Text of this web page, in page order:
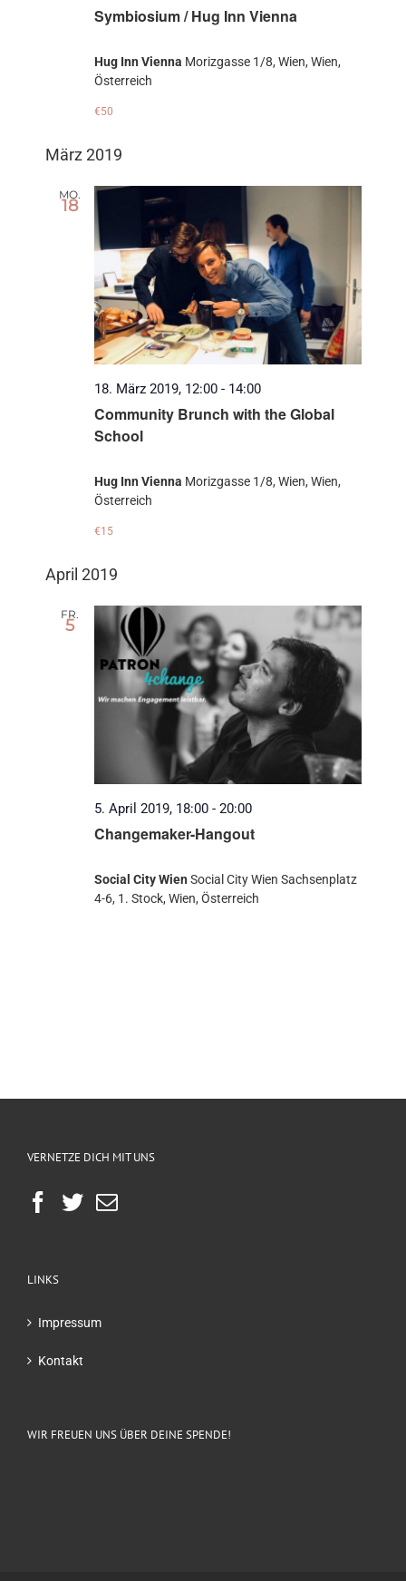
Symbiosium / Hug Inn Vienna
Hug Inn Vienna Morizgasse 1/8, Wien, Wien,
Österreich
€50
März 2019
MO.
18
Community Brunch with the Global
School
18. März 2019, 12:00- 14:00
Hug Inn Vienna Morizgasse 1/8, Wien, Wien,
Österreich
€15
April 2019
FR.
5
Changemaker-Hangout
5. April 2019, 18:00- 20:00
Social City Wien Social City Wien Sachsenplatz
4-6, 1. Stock, Wien, Österreich
VERNETZE DICH MIT UNS
LINKS
Impressum
Kontakt
WIR FREUEN UNS ÜBER DEINE SPENDE!